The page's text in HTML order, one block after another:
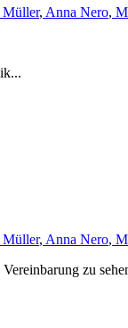
Müller, Anna Nero,
Müller, Anna Nero,
zu